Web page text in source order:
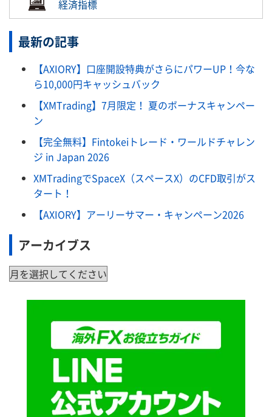
経済指標
最新の記事
【AXIORY】口座開設特典がさらにパワーUP！今な
ら10,000円キャッシュバック
【XMTrading】7月限定！ 夏のボーナスキャンペー
ン
【完全無料】Fintokeiトレード・ワールドチャレン
ジ in Japan 2026
XMTradingでSpaceX（スペースX）のCFD取引がス
タート！
【AXIORY】アーリーサマー・キャンペーン2026
アーカイブス